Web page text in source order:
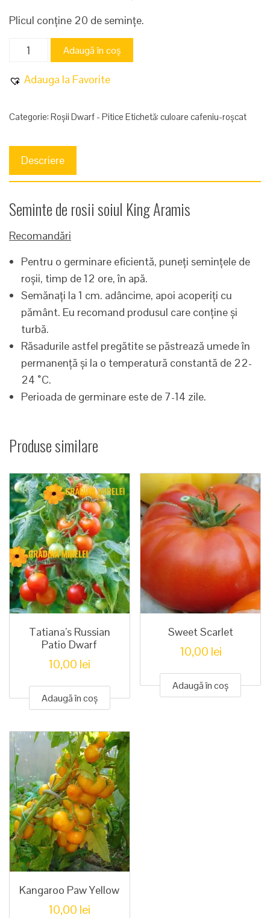
Plicul conține 20 de semințe.
Cantitate
Aramis
Adaugă în coș
Adauga la Favorite
Categorie: Roșii Dwarf - Pitice Etichetă: culoare cafeniu-roșcat
Descriere
Seminte de rosii soiul King Aramis
Recomandări
Pentru o germinare eficientă, puneți semințele de
roșii, timp de 12 ore, în apă.
Semănați la 1 cm. adâncime, apoi acoperiți cu
pământ. Eu recomand produsul care conține și
turbă.
Răsadurile astfel pregătite se păstrează umede în
permanență și la o temperatură constantă de 22-
24 ˚C.
Perioada de germinare este de 7-14 zile.
Produse similare
Tatiana’s Russian
Patio Dwarf
10,00 lei
Adaugă în coș
Sweet Scarlet
10,00 lei
Adaugă în coș
Kangaroo Paw Yellow
10,00 lei